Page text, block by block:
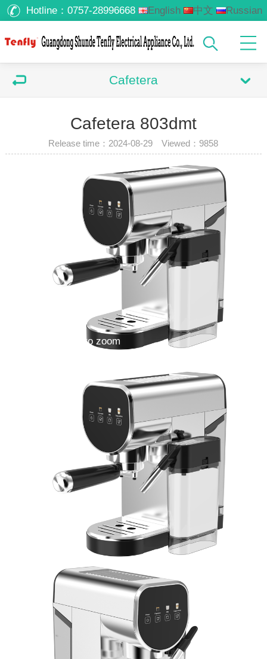
Hotline： 0757-28996668 English 中文
Russian
Cafetera
Cafetera 803dmt
Release time：2024-08-29 Viewed： 9858
Double click to zoom